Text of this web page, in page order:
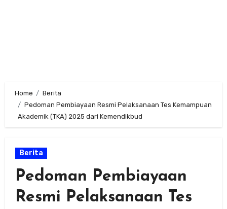
Home
Berita
Pedoman Pembiayaan Resmi Pelaksanaan Tes Kemampuan
Akademik (TKA) 2025 dari Kemendikbud
Berita
Pedoman Pembiayaan
Resmi Pelaksanaan Tes